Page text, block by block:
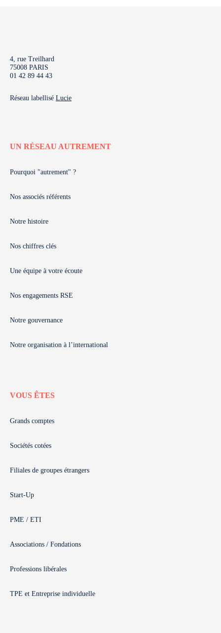
4, rue Treilhard
75008 PARIS
01 42 89 44 43
Réseau labellisé Lucie
UN RÉSEAU AUTREMENT
Pourquoi "autrement" ?
Nos associés référents
Notre histoire
Nos chiffres clés
Une équipe à votre écoute
Nos engagements RSE
Notre gouvernance
Notre organisation à l’international
VOUS ÊTES
Grands comptes
Sociétés cotées
Filiales de groupes étrangers
Start-Up
PME / ETI
Associations / Fondations
Professions libérales
TPE et Entreprise individuelle